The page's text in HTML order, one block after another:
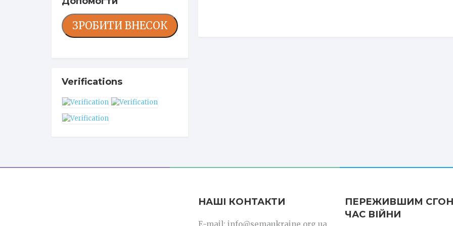
ЗРОБИТИ ВНЕСОК
Verifications
НАШІ КОНТАКТИ
ПЕРЕЖИВШИМ СГОН
ЧАС ВІЙНИ